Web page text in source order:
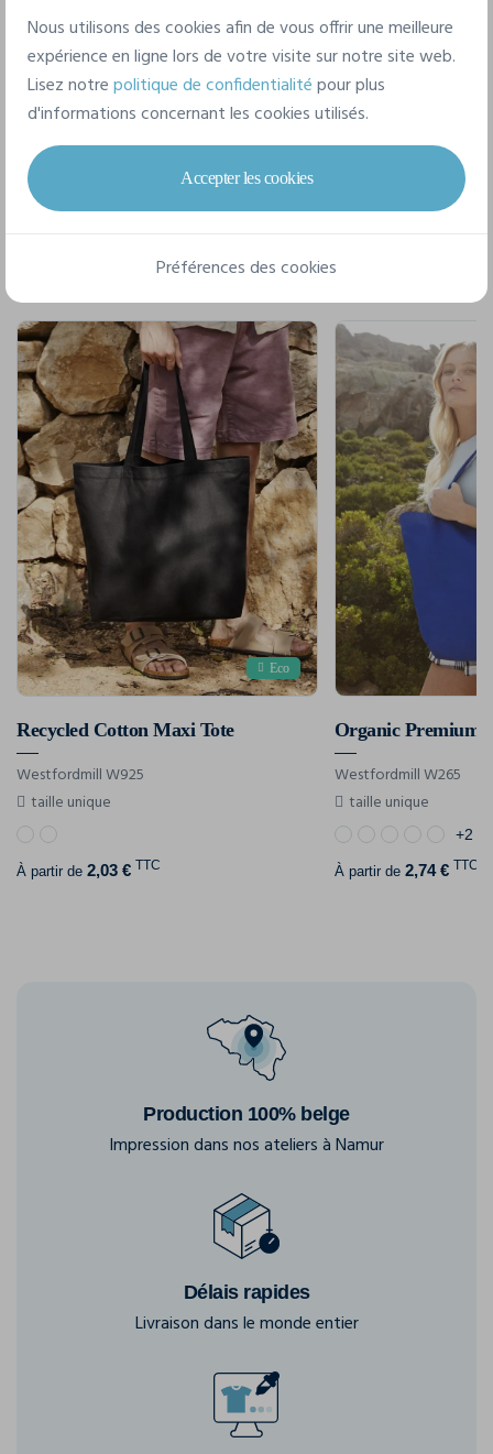
taille unique
Pour un style complet
Eco
Recycled Cotton Maxi Tote
Westfordmill W925
taille unique
À partir de 2,03 € TTC
Organic Premium
Westfordmill W265
taille unique
+2
À partir de 2,74 € TTC
Production 100% belge
Impression dans nos ateliers à Namur
Délais rapides
Livraison dans le monde entier
Nous utilisons des cookies afin de vous offrir une meilleure
expérience en ligne lors de votre visite sur notre site web.
Lisez notrepolitique de confidentialitépour plus
d'informations concernant les cookies utilisés.
Accepter les cookies
Préférences des cookies